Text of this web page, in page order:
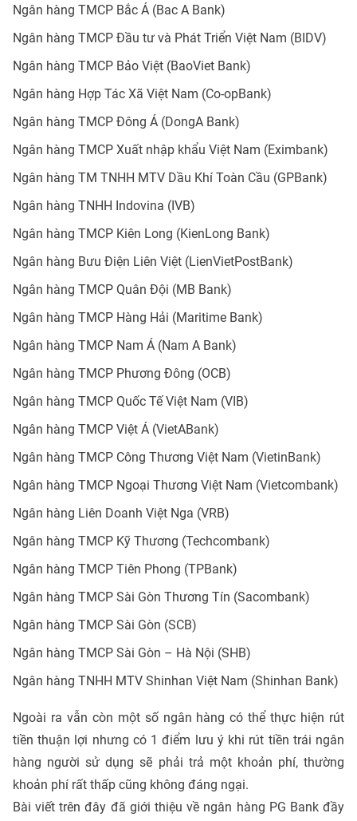
Ngân hàng TMCP Bắc Á (Bac A Bank)
Ngân hàng TMCP Đầu tư và Phát Triển Việt Nam (BIDV)
Ngân hàng TMCP Bảo Việt (BaoViet Bank)
Ngân hàng Hợp Tác Xã Việt Nam (Co-opBank)
Ngân hàng TMCP Đông Á (DongA Bank)
Ngân hàng TMCP Xuất nhập khẩu Việt Nam (Eximbank)
Ngân hàng TM TNHH MTV Dầu Khí Toàn Cầu (GPBank)
Ngân hàng TNHH Indovina (IVB)
Ngân hàng TMCP Kiên Long (KienLong Bank)
Ngân hàng Bưu Điện Liên Việt (LienVietPostBank)
Ngân hàng TMCP Quân Đội (MB Bank)
Ngân hàng TMCP Hàng Hải (Maritime Bank)
Ngân hàng TMCP Nam Á (Nam A Bank)
Ngân hàng TMCP Phương Đông (OCB)
Ngân hàng TMCP Quốc Tế Việt Nam (VIB)
Ngân hàng TMCP Việt Á (VietABank)
Ngân hàng TMCP Công Thương Việt Nam (VietinBank)
Ngân hàng TMCP Ngoại Thương Việt Nam (Vietcombank)
Ngân hàng Liên Doanh Việt Nga (VRB)
Ngân hàng TMCP Kỹ Thương (Techcombank)
Ngân hàng TMCP Tiên Phong (TPBank)
Ngân hàng TMCP Sài Gòn Thương Tín (Sacombank)
Ngân hàng TMCP Sài Gòn (SCB)
Ngân hàng TMCP Sài Gòn – Hà Nội (SHB)
Ngân hàng TNHH MTV Shinhan Việt Nam (Shinhan Bank)
Ngoài ra vẫn còn một số ngân hàng có thể thực hiện rút
tiền thuận lợi nhưng có 1 điểm lưu ý khi rút tiền trái ngân
hàng người sử dụng sẽ phải trả một khoản phí, thường
khoản phí rất thấp cũng không đáng ngại.
Bài viết trên đây đã giới thiệu về ngân hàng PG Bank đầy